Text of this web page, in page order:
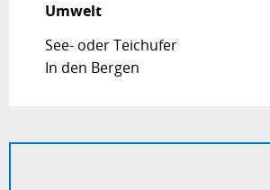
Umwelt
Umwelt
See- oder Teichufer
In den Bergen